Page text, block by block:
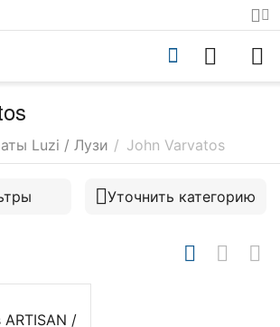
Luzi / Лузи / John Varvatos
Уточнить категорию
/